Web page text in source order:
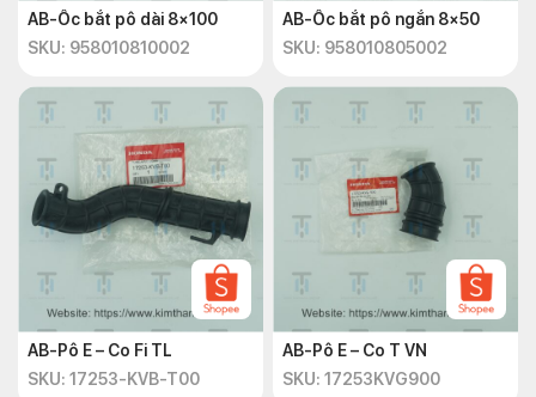
AB-Ốc bắt pô dài 8×100
SKU: 958010810002
AB-Ốc bắt pô ngắn 8×50
SKU: 958010805002
AB-Pô E – Co Fi TL
SKU: 17253-KVB-T00
AB-Pô E – Co T VN
SKU: 17253KVG900